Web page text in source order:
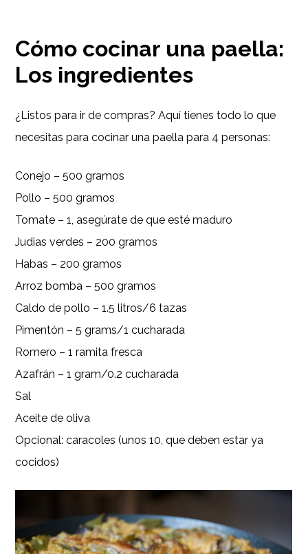
Cómo cocinar una paella:
Los ingredientes
¿Listos para ir de compras? Aquí tienes todo lo que
necesitas para cocinar una paella para 4 personas:
Conejo – 500 gramos
Pollo – 500 gramos
Tomate – 1, asegúrate de que esté maduro
Judias verdes – 200 gramos
Habas – 200 gramos
Arroz bomba – 500 gramos
Caldo de pollo – 1.5 litros/6 tazas
Pimentón – 5 grams/1 cucharada
Romero – 1 ramita fresca
Azafrán – 1 gram/0.2 cucharada
Sal
Aceite de oliva
Opcional: caracoles (unos 10, que deben estar ya
cocidos)